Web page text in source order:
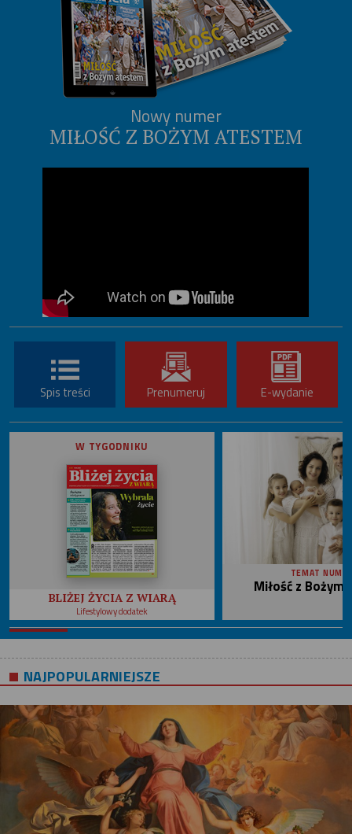
Nowy numer
MIŁOŚĆ Z BOŻYM ATESTEM
Spis treści Prenumeruj E-wydanie
W TYGODNIKU
BLIŻEJ ŻYCIA Z WIARĄ
Lifestylowy dodatek
TEMAT
Miłość z
NAJPOPULARNIEJSZE